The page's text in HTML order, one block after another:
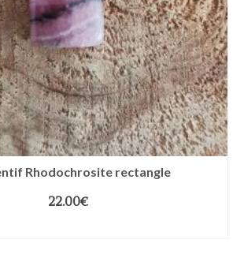
Rhodochrosite rectangle
22.00€